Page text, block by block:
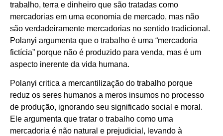
trabalho, terra e dinheiro que são tratadas como
mercadorias em uma economia de mercado, mas não
são verdadeiramente mercadorias no sentido tradicional.
Polanyi argumenta que o trabalho é uma “mercadoria
fictícia” porque não é produzido para venda, mas é um
aspecto inerente da vida humana.
Polanyi critica a mercantilização do trabalho porque
reduz os seres humanos a meros insumos no processo
de produção, ignorando seu significado social e moral.
Ele argumenta que tratar o trabalho como uma
mercadoria é não natural e prejudicial, levando à